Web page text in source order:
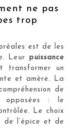
ne pas
trop
est de les
Leur puissance
transformer un
et amère. La
de
opposées : le
Le choix
de l’épice et de